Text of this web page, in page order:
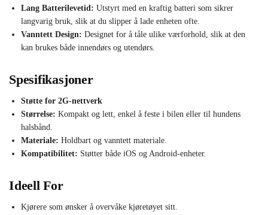
Lang Batterilevetid: Utstyrt med en kraftig batteri som sikrer
langvarig bruk, slik at du slipper å lade enheten ofte.
Vanntett Design: Designet for å tåle ulike værforhold, slik at den
kan brukes både innendørs og utendørs.
Spesifikasjoner
Støtte for 2G-nettverk
Størrelse: Kompakt og lett, enkel å feste i bilen eller til hundens
halsbånd.
Materiale: Holdbart og vanntett materiale.
Kompatibilitet: Støtter både iOS og Android-enheter.
Ideell For
Kjørere som ønsker å overvåke kjøretøyet sitt.